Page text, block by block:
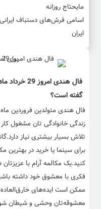
مایحتاج روزانه
اسامی فرش‌های دستباف
ایران
فال هندی
گفته است؟
فال هندی متولدین فروردین
زندگی خانوادگی تان مشغول
تلاش بسیار بیشتری نیاز
برای سینما یا خرید در بهترین
کنید.یک مکالمه آرام با
فکری با معشوق خود داشته
ممکن است ایده‌های
معشوقه‌تان وحشی و شیطان